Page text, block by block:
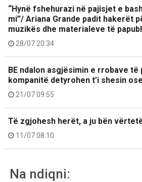
“Hynë fshehurazi në pajisjet e
mi”/ Ariana Grande padit hakerët
muzikës dhe materialeve të
28/07 20:34
BE ndalon asgjësimin e rrobave të
kompanitë detyrohen t’i shesin
21/07 09:55
Të zgjohesh herët, a ju bën
11/07 08:10
Na ndiqni: